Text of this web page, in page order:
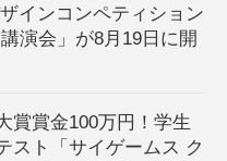
インコンペティション
演会」が8月19日に開
賞賞金100万円！学生
スト「サイゲームス ク